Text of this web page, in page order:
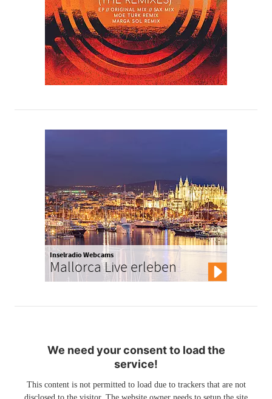
Inselradio Webcams
Mallorca Live erleben
We need your consent to load the
service!
This content is not permitted to load due to trackers that are not